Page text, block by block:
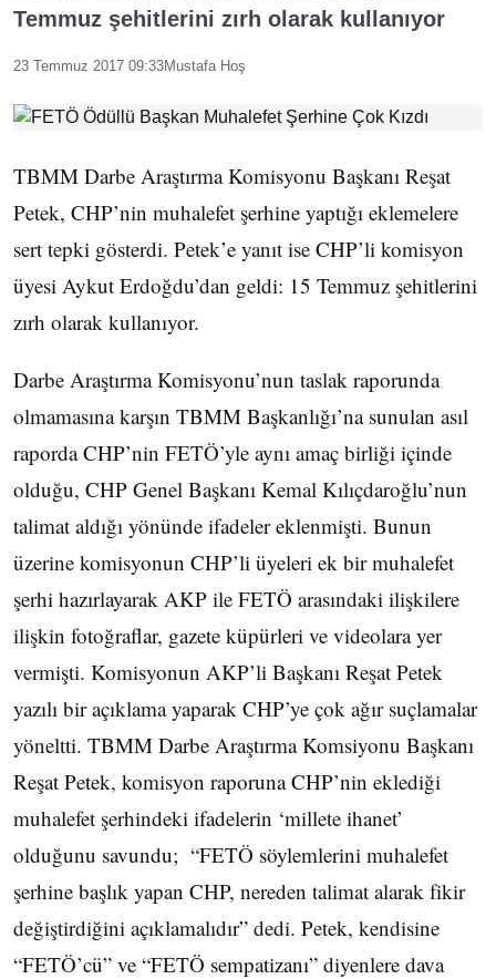
Temmuz şehitlerini zırh olarak kullanıyor
23 Temmuz 2017 09:33Mustafa Hoş
TBMM Darbe Araştırma Komisyonu Başkanı Reşat
Petek, CHP’nin muhalefet şerhine yaptığı eklemelere
sert tepki gösterdi. Petek’e yanıt ise CHP’li komisyon
üyesi Aykut Erdoğdu’dan geldi: 15 Temmuz şehitlerini
zırh olarak kullanıyor.
Darbe Araştırma Komisyonu’nun taslak raporunda
olmamasına karşın TBMM Başkanlığı’na sunulan asıl
raporda CHP’nin FETÖ’yle aynı amaç birliği içinde
olduğu, CHP Genel Başkanı Kemal Kılıçdaroğlu’nun
talimat aldığı yönünde ifadeler eklenmişti. Bunun
üzerine komisyonun CHP’li üyeleri ek bir muhalefet
şerhi hazırlayarak AKP ile FETÖ arasındaki ilişkilere
ilişkin fotoğraflar, gazete küpürleri ve videolara yer
vermişti. Komisyonun AKP’li Başkanı Reşat Petek
yazılı bir açıklama yaparak CHP’ye çok ağır suçlamalar
yöneltti. TBMM Darbe Araştırma Komsiyonu Başkanı
Reşat Petek, komisyon raporuna CHP’nin eklediği
muhalefet şerhindeki ifadelerin ‘millete ihanet’
olduğunu savundu; “FETÖ söylemlerini muhalefet
şerhine başlık yapan CHP, nereden talimat alarak fikir
değiştirdiğini açıklamalıdır” dedi. Petek, kendisine
“FETÖ’cü” ve “FETÖ sempatizanı” diyenlere dava